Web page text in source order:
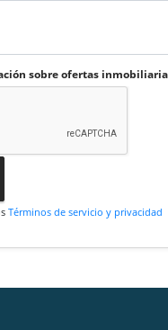
sobre ofertas
Términos de servicio y privacidad